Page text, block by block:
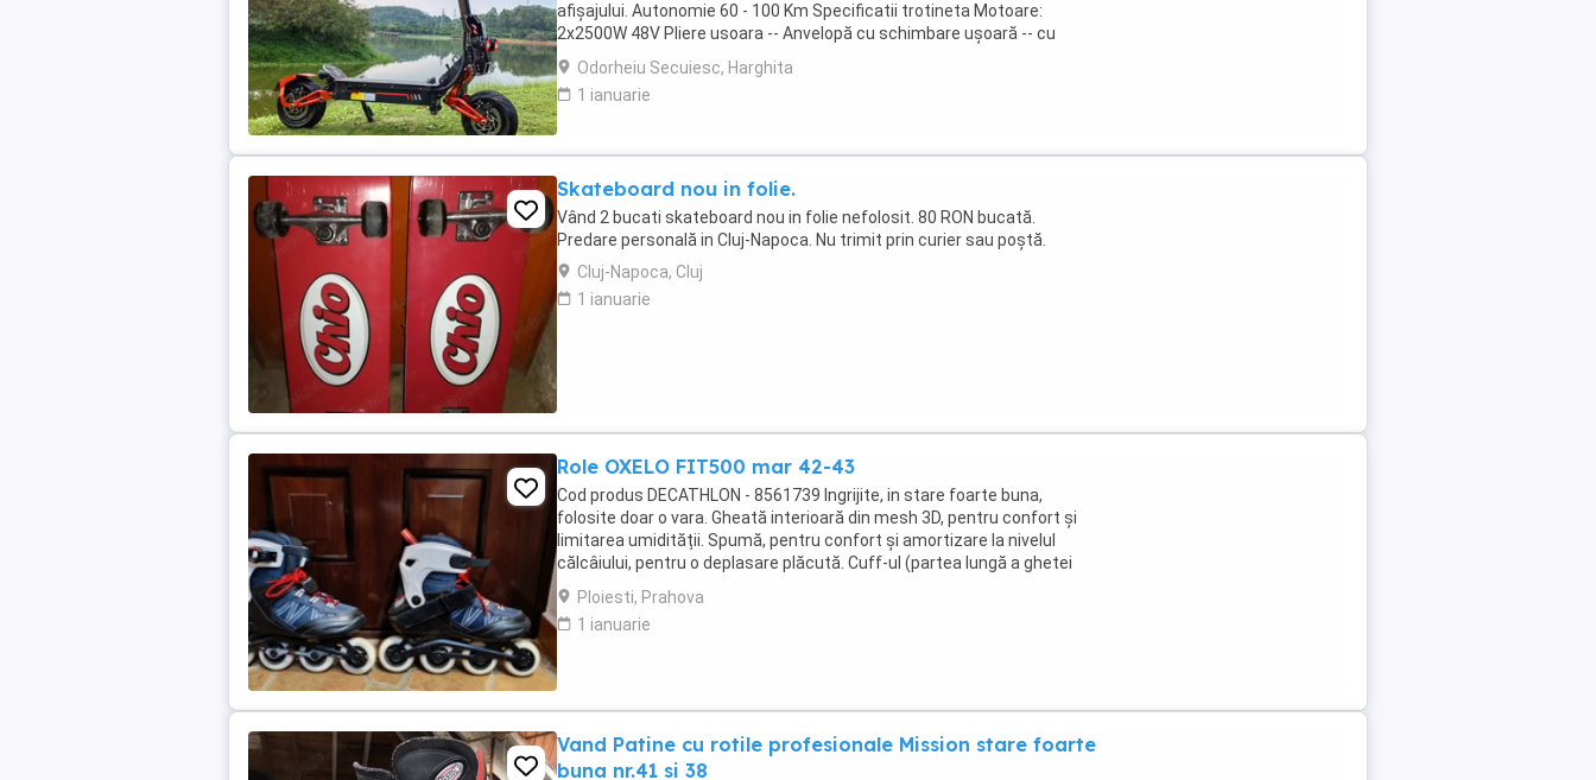
afișajului. Autonomie 60 - 100 Km Specificatii trotineta Motoare:
2x2500W 48V Pliere usoara -- Anvelopă cu schimbare ușoară -- cu
design LED cu furcă -- cu lumină ...
Odorheiu Secuiesc, Harghita
1 ianuarie
Skateboard nou in folie.
Vând 2 bucati skateboard nou in folie nefolosit. 80 RON bucată.
Predare personală in Cluj-Napoca. Nu trimit prin curier sau poștă.
Cluj-Napoca, Cluj
1 ianuarie
Role OXELO FIT500 mar 42-43
Cod produs DECATHLON - 8561739 Ingrijite, in stare foarte buna,
folosite doar o vara. Gheată interioară din mesh 3D, pentru confort și
limitarea umidității. Spumă, pentru confort și amortizare la nivelul
călcâiului, pentru o deplasare plăcută. Cuff-ul (partea lungă a ghetei
interioare) este rigidă ...
Ploiesti, Prahova
1 ianuarie
Vand Patine cu rotile profesionale Mission stare foarte
buna nr.41 si 38